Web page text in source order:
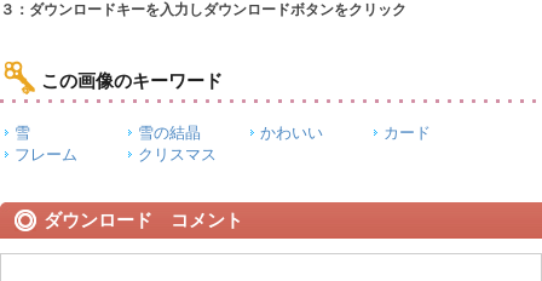
３：ダウンロードキーを入力しダウンロードボタンをクリック
この画像のキーワード
雪 雪の結晶 かわいい
カード
フレーム
クリスマス
ダウンロード コメント